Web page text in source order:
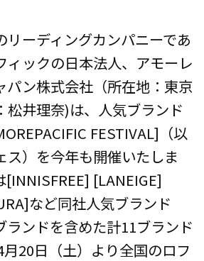
リーディングカンパニーであ
ィックの日本法人、アモーレ
パン株式会社（所在地：東京
松井理奈)は、人気ブランド
FESTIVAL]（以
ス）を今年も開催いたしま
[INNISFREE] [LANEIGE]
など同社人気ブランド
ランドを含めた計11ブランド
20日（土）より全国のロフ